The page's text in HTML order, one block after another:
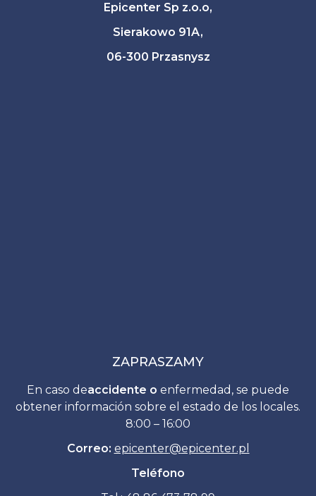
Epicenter Sp z.o.o,
Sierakowo 91A,
06-300 Przasnysz
ZAPRASZAMY
En caso deaccidente o enfermedad, se puede
obtener información sobre el estado de los locales.
8:00 – 16:00
Correo: epicenter@epicenter.pl
Teléfono